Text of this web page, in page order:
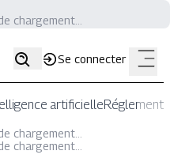
chargement...
Se connecter
artificielle
chargement...
chargement...